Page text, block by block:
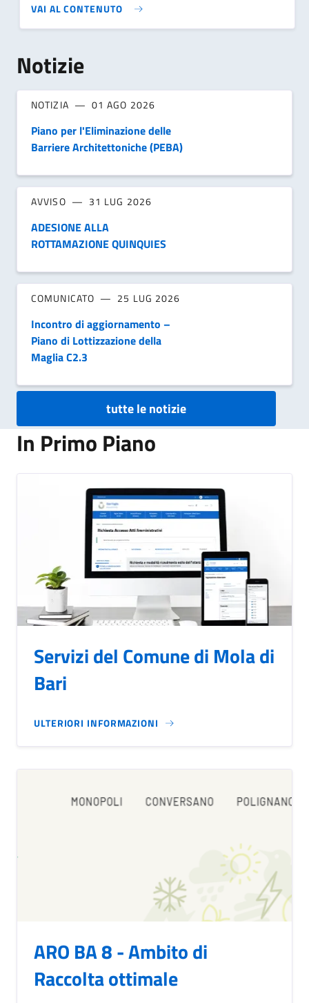
VAI AL CONTENUTO
Notizie
NOTIZIA 01 AGO 2026
Piano per l'Eliminazione delle
Barriere Architettoniche (PEBA)
AVVISO 31 LUG 2026
ADESIONE ALLA
ROTTAMAZIONE QUINQUIES
COMUNICATO 25 LUG 2026
Incontro di aggiornamento –
Piano di Lottizzazione della
Maglia C2.3
tutte le notizie
In Primo Piano
Servizi del Comune di Mola di
Bari
ULTERIORI INFORMAZIONI
ARO BA 8 - Ambito di
Raccolta ottimale